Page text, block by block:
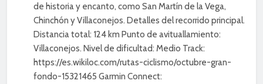
de historia y encanto, como San Martín de la Vega,
Chinchón y Villaconejos. Detalles del recorrido principal.
Distancia total: 124 km Punto de avituallamiento:
Villaconejos. Nivel de dificultad: Medio Track:
https://es.wikiloc.com/rutas-ciclismo/octubre-gran-
fondo-15321465 Garmin Connect: